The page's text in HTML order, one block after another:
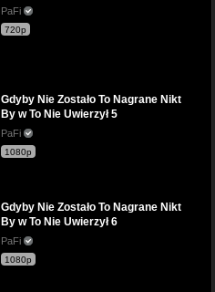
PaFi
720p
Gdyby Nie Zostało To Nagrane Nikt
By w To Nie Uwierzył 5
PaFi
1080p
Gdyby Nie Zostało To Nagrane Nikt
By w To Nie Uwierzył 6
PaFi
1080p